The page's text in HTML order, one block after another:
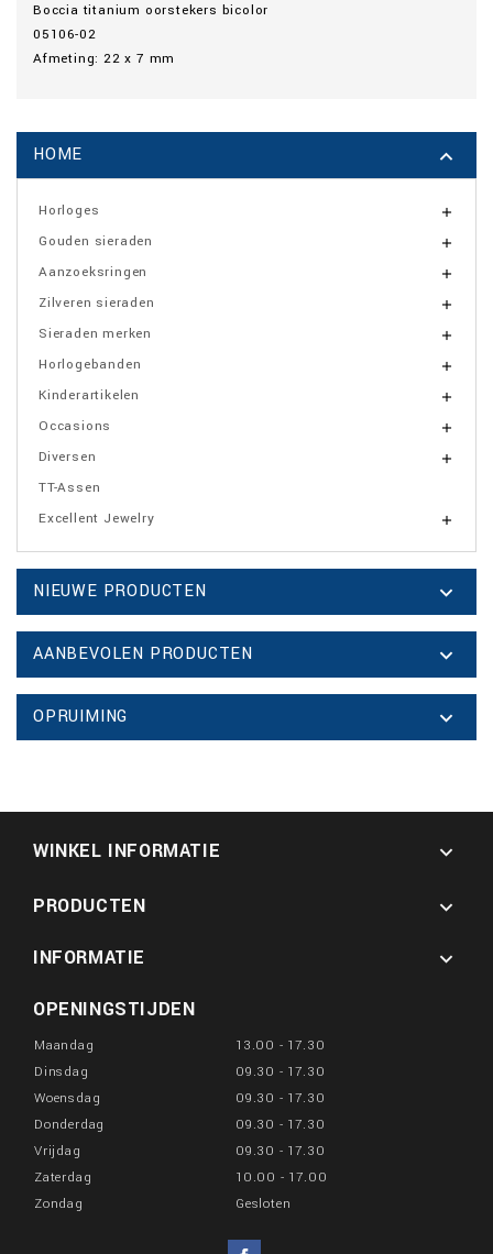
Boccia titanium oorstekers bicolor
05106-02
Afmeting: 22 x 7 mm
HOME 
Horloges 
Gouden sieraden 
Aanzoeksringen 
Zilveren sieraden 
Sieraden merken 
Horlogebanden 
Kinderartikelen 
Occasions 
Diversen 
TT-Assen
Excellent Jewelry

NIEUWE PRODUCTEN 
AANBEVOLEN PRODUCTEN 
OPRUIMING 
WINKEL INFORMATIE 
PRODUCTEN

INFORMATIE

OPENINGSTIJDEN
Maandag
13.00 - 17.30
Dinsdag
09.30 - 17.30
Woensdag
09.30 - 17.30
Donderdag
09.30 - 17.30
Vrijdag
09.30 - 17.30
Zaterdag
10.00 - 17.00
Zondag
Gesloten